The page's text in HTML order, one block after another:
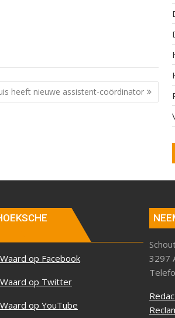
heeft nieuwe assistent-coördinator
op Facebook
op Twitter
op YouTube
3297